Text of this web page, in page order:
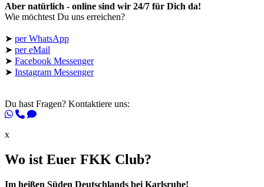
Aber natürlich - online sind wir 24/7 für Dich da!
Wie möchtest Du uns erreichen?
➤ per WhatsApp
➤ per eMail
➤ Facebook Messenger
➤ Instagram Messenger
Du hast Fragen? Kontaktiere uns:
x
Wo ist Euer FKK Club?
Im heißen Süden Deutschlands bei Karlsruhe!